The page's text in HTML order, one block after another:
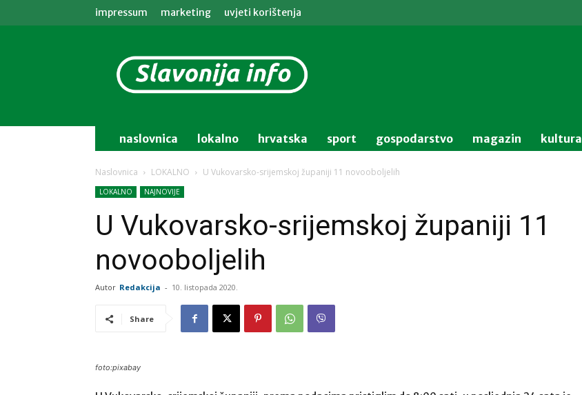
impressum marketing uvjeti korištenja
info
naslovnica lokalno hrvatska sport gospodarstvo magazin kultura
Naslovnica LOKALNO U Vukovarsko-srijemskoj županiji 11 novooboljelih
LOKALNO NAJNOVIJE
U Vukovarsko-srijemskoj županiji 11
novooboljelih
Autor Redakcija - 10. listopada 2020.
Share
foto:pixabay